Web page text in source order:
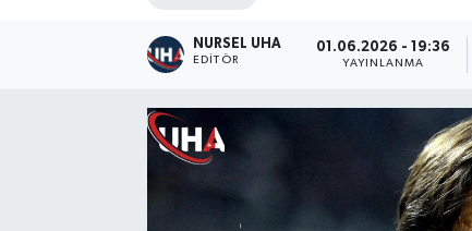
NURSEL UHA
EDITÖR
01.06.2026 - 19:36
YAYINLANMA